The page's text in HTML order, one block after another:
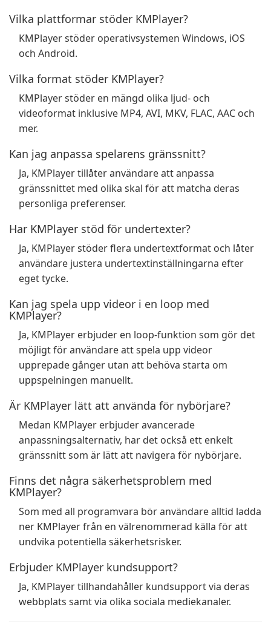
Vilka plattformar stöder KMPlayer?
KMPlayer stöder operativsystemen Windows, iOS
och Android.
Vilka format stöder KMPlayer?
KMPlayer stöder en mängd olika ljud- och
videoformat inklusive MP4, AVI, MKV, FLAC, AAC och
mer.
Kan jag anpassa spelarens gränssnitt?
Ja, KMPlayer tillåter användare att anpassa
gränssnittet med olika skal för att matcha deras
personliga preferenser.
Har KMPlayer stöd för undertexter?
Ja, KMPlayer stöder flera undertextformat och låter
användare justera undertextinställningarna efter
eget tycke.
Kan jag spela upp videor i en loop med
KMPlayer?
Ja, KMPlayer erbjuder en loop-funktion som gör det
möjligt för användare att spela upp videor
upprepade gånger utan att behöva starta om
uppspelningen manuellt.
Är KMPlayer lätt att använda för nybörjare?
Medan KMPlayer erbjuder avancerade
anpassningsalternativ, har det också ett enkelt
gränssnitt som är lätt att navigera för nybörjare.
Finns det några säkerhetsproblem med
KMPlayer?
Som med all programvara bör användare alltid ladda
ner KMPlayer från en välrenommerad källa för att
undvika potentiella säkerhetsrisker.
Erbjuder KMPlayer kundsupport?
Ja, KMPlayer tillhandahåller kundsupport via deras
webbplats samt via olika sociala mediekanaler.